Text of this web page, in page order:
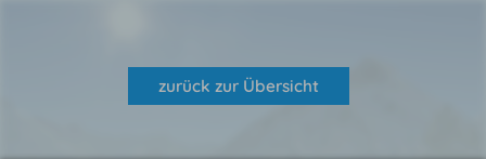
zurück zur Übersicht